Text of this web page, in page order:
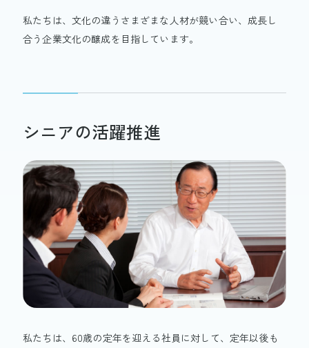
私たちは、文化の違うさまざまな人材が競い合い、成長し
合う企業文化の醸成を目指しています。
シニアの活躍推進
私たちは、60歳の定年を迎える社員に対して、定年以後も